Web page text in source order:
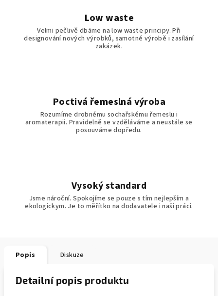
Low waste
Velmi pečlivě dbáme na low waste principy. Při
designování nových výrobků, samotné výrobě i zasílání
zakázek.
Poctivá řemeslná výroba
Rozumíme drobnému sochařskému řemeslu i
aromaterapii. Pravidelně se vzděláváme a neustále se
posouváme dopředu.
Vysoký standard
Jsme nároční. Spokojíme se pouze s tím nejlepším a
ekologickym. Je to měřítko na dodavatele i naši práci.
Popis Diskuze
Detailní popis produktu